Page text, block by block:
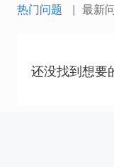
热门问题 最新
还没找到想要